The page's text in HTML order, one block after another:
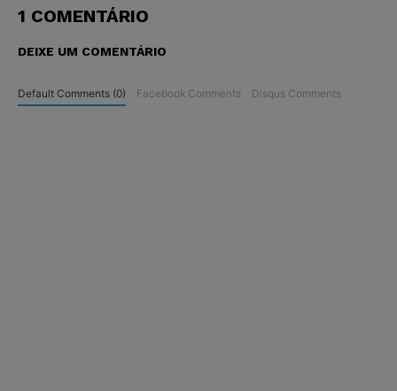
1 COMENTÁRIO
DEIXE UM COMENTÁRIO
Default Comments (0) Facebook Comments Disqus Comments